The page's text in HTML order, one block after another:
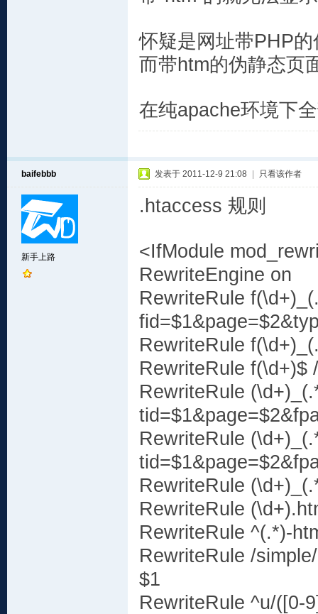
怀疑是网址带PHP
而带htm的伪静态页
在纯apache环境下
baifebbb
新手上路
发表于 2011-12-9 21:08 只看该作者
.htaccess 规则
<IfModule
RewriteEngine on
RewriteRule
RewriteRule
RewriteRule f(\d+)$
RewriteRule
RewriteRule
RewriteRule
RewriteRule
RewriteRule ^(.*)-
RewriteRule /
$1
RewriteRule ^u/([0-